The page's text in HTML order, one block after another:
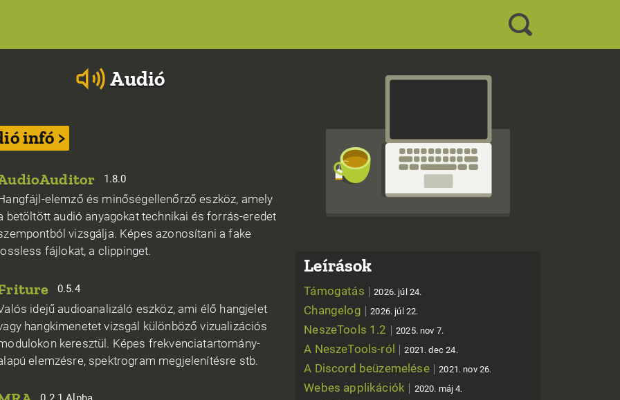
Audió
infó >
1.8.0
elemző és minőségellenőrző eszköz, amely
betöltött audió anyagokat technikai és forrás-eredet
vizsgálja. Képes azonosítani a fake
fájlokat, a clippinget.
0.5.4
idejű audioanalizáló eszköz, ami élő hangjelet
hangkimenetet vizsgál különböző vizualizációs
keresztül. Képes frekvenciatartomány-
elemzésre, spektrogram megjelenítésre stb.
Leírások
Támogatás 2026. júl 24.
Changelog 2026. júl 22.
NeszeTools 1.2 2025. nov 7.
A NeszeTools-ról 2021. dec 24.
A Discord beüzemelése 2021. nov 26.
Webes applikációk 2020. máj 4.